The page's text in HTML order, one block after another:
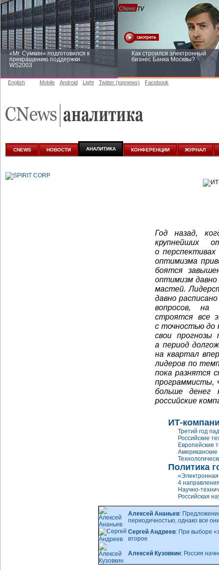
«Mr. Сумкин» подготовился к
прекращению поддержки
WS2003
Как строился электронный
бизнес Банка Москвы?
аналитике
English Mobile Android Light Twitter (topnews) Facebook
CNEWS НОВОСТИ АНАЛИТИКА КОНФЕРЕНЦИИ ЖУРНАЛ
Год назад,
крупнейших
о
оптимизма
боятся
оптимизм
мастей.
давно
вопросов, на
строятся все
с точностью до
свои прогнозы
а период
на квартал
лидеров по
пока разнятся
программисты,
больше денег
российские
ИТ-
Третий год
Российские
Европейские
Американские
Политика
4
Научно-
Российская
Алексей Ананьев:
периодичностью, однако все
Сергей Андреев: При выборе
второе
Алексей Кузовкин: Россия